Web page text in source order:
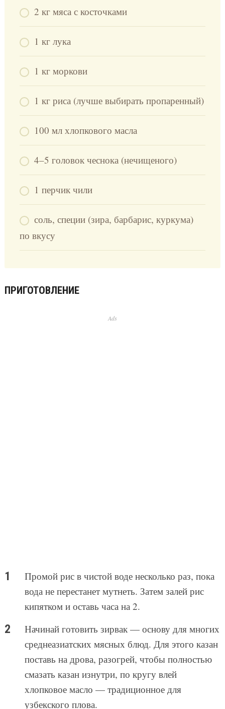
2 кг мяса с косточками
1 кг лука
1 кг моркови
1 кг риса (лучше выбирать пропаренный)
100 мл хлопкового масла
4–5 головок чеснока (нечищеного)
1 перчик чили
соль, специи (зира, барбарис, куркума)
по вкусу
ПРИГОТОВЛЕНИЕ
Ads
Промой рис в чистой воде несколько раз, пока
вода не перестанет мутнеть. Затем залей рис
кипятком и оставь часа на 2.
Начинай готовить зирвак — основу для многих
среднеазиатских мясных блюд. Для этого казан
поставь на дрова, разогрей, чтобы полностью
смазать казан изнутри, по кругу влей
хлопковое масло — традиционное для
узбекского плова.